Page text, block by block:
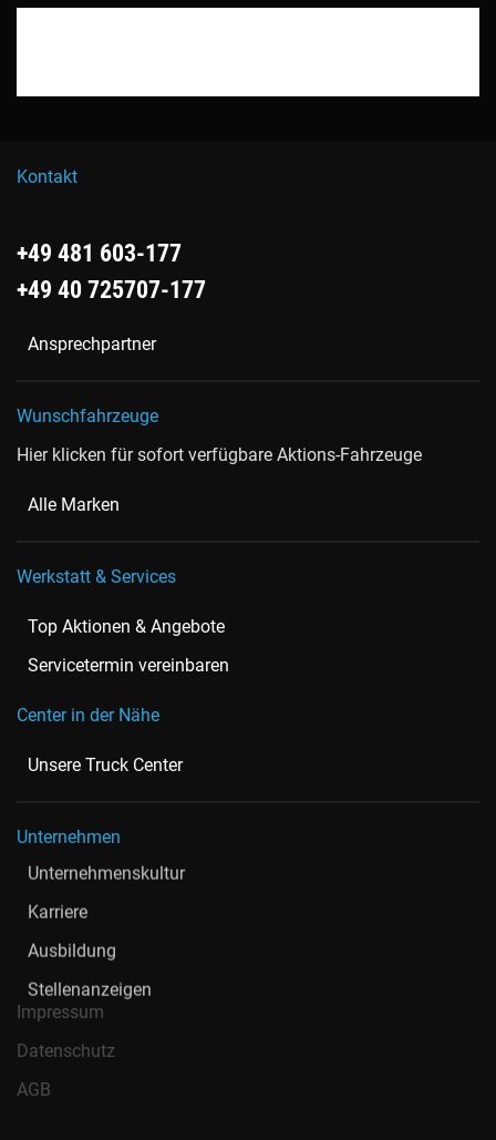
Kontakt
+49 481 603-177
+49 40 725707-177
Ansprechpartner
Wunschfahrzeuge
Hier klicken für sofort verfügbare Aktions-Fahrzeuge
Alle Marken
Werkstatt & Services
Top Aktionen & Angebote
Servicetermin vereinbaren
Center in der Nähe
Unsere Truck Center
Unternehmen
Unternehmenskultur
Karriere
Ausbildung
Stellenanzeigen
Impressum
Datenschutz